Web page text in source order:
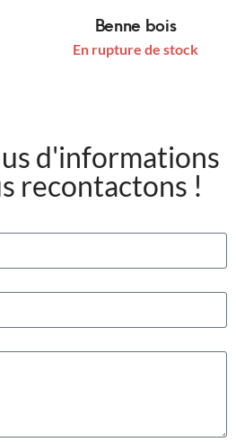
Benne bois
En rupture de stock
d'informations
recontactons !